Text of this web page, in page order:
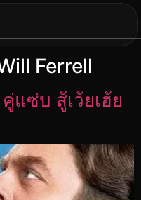
Ferrell
แซ่บ สู้เว้ยเฮ้ย